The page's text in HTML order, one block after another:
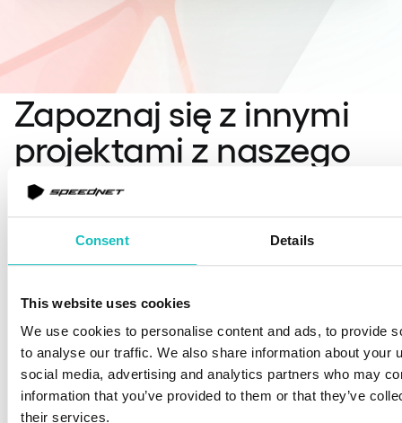
Consent Details
This website uses cookies
We use cookies to personalise content and ads, to provide
to analyse our traffic. We also share information about your
social media, advertising and analytics partners who may
information that you’ve provided to them or that they’ve
their services.
Zapoznaj się z innymi
projektami z naszego
portfolio